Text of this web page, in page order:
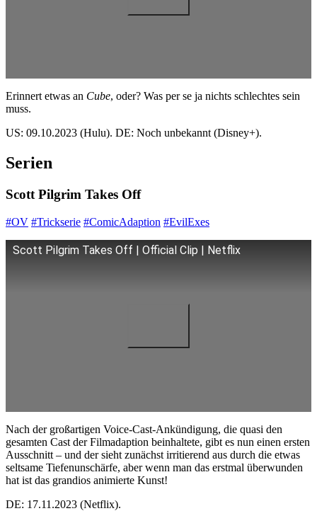
Erinnert etwas an Cube, oder? Was per se ja nichts schlechtes sein
muss.
US: 09.10.2023 (Hulu). DE: Noch unbekannt (Disney+).
Serien
Scott Pilgrim Takes Off
#OV #Trickserie #ComicAdaption #EvilExes
Scott Pilgrim Takes Off | Official Clip | Netflix
Nach der großartigen Voice-Cast-Ankündigung, die quasi den
gesamten Cast der Filmadaption beinhaltete, gibt es nun einen ersten
Ausschnitt – und der sieht zunächst irritierend aus durch die etwas
seltsame Tiefenunschärfe, aber wenn man das erstmal überwunden
hat ist das grandios animierte Kunst!
DE: 17.11.2023 (Netflix).